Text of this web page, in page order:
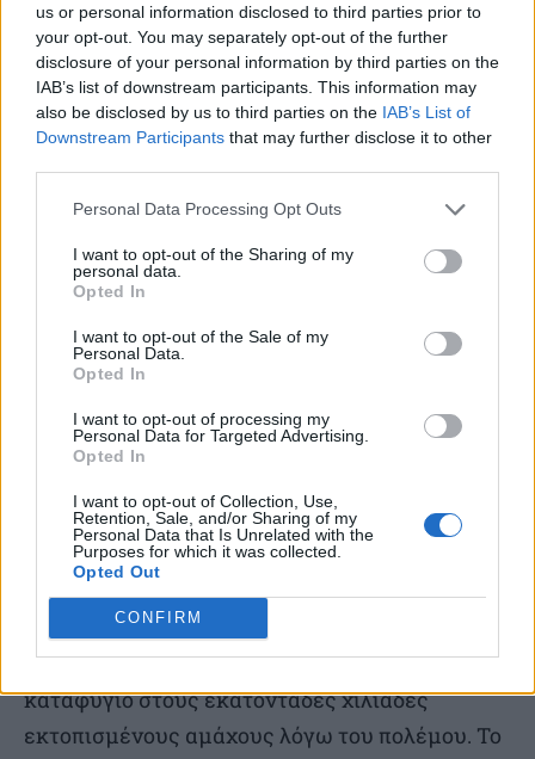
us or personal information disclosed to third parties prior to
your opt-out. You may separately opt-out of the further
disclosure of your personal information by third parties on the
IAB’s list of downstream participants. This information may
also be disclosed by us to third parties on the IAB’s List of
Downstream Participants that may further disclose it to other
Personal Data Processing Opt Outs
I want to opt-out of the Sharing of my
personal data.
Opted In
I want to opt-out of the Sale of my
Personal Data.
Opted In
I want to opt-out of processing my
Personal Data for Targeted Advertising.
Opted In
I want to opt-out of Collection, Use,
Retention, Sale, and/or Sharing of my
Personal Data that Is Unrelated with the
Purposes for which it was collected.
Opted Out
CONFIRM
στη Χαμάς, συζητείται η εφαρμογή της «πρώτης
φάσης» του σχεδίου που καταρτίστηκε τον
Ιανουάριο στο Παρίσι. Προβλέπει ανακωχή έξι
εβδομάδων, ανταλλαγή ομήρων με
παλαιστίνιους φυλακισμένους στο Ισραήλ και
είσοδο μεγαλύτερης ποσότητας ανθρωπιστικής
βοήθειας στον θύλακο.
Η Χαμάς θέλει κατάπαυση του πυρός, να
αποσυρθούν τα στρατεύματα του Ισραήλ από τη
Λωρίδα της Γάζας, να αρθεί ο ισραηλινός
αποκλεισμός και να προσφερθεί ασφαλές
καταφύγιο στους εκατοντάδες χιλιάδες
εκτοπισμένους αμάχους λόγω του πολέμου. Το